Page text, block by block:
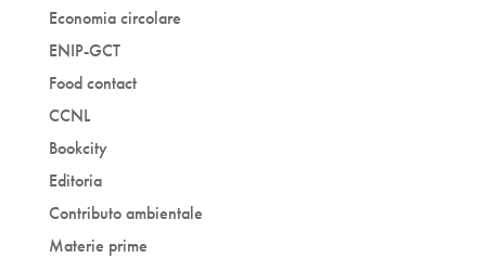
Economia circolare
ENIP-GCT
Food contact
CCNL
Bookcity
Editoria
Contributo ambientale
Materie prime